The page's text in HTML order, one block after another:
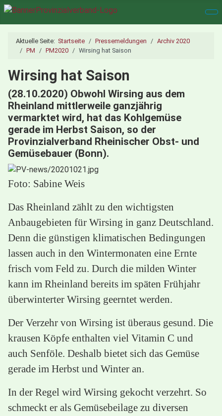
Aktuelle Seite: Startseite Pressemeldungen
Archiv 2020
PM
PM2020 Wirsing hat Saison
Wirsing hat Saison
(28.10.2020) Obwohl Wirsing aus dem
Rheinland mittlerweile ganzjährig
vermarktet wird, hat das Kohlgemüse
gerade im Herbst Saison, so der
Provinzialverband Rheinischer Obst- und
Gemüsebauer (Bonn).
Foto: Sabine Weis
Das Rheinland zählt zu den wichtigsten
Anbaugebieten für Wirsing in ganz Deutschland.
Denn die günstigen klimatischen Bedingungen
lassen auch in den Wintermonaten eine Ernte
frisch vom Feld zu. Durch die milden Winter
kann im Rheinland bereits im späten Frühjahr
überwinterter Wirsing geerntet werden.
Der Verzehr von Wirsing ist überaus gesund. Die
krausen Köpfe enthalten viel Vitamin C und
auch Senföle. Deshalb bietet sich das Gemüse
gerade im Herbst und Winter an.
In der Regel wird Wirsing gekocht verzehrt. So
schmeckt er als Gemüsebeilage zu diversen